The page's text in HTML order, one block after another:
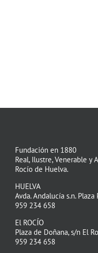
Fundación en 1880
Real, Ilustre, Venerable y
Rocío de Huelva.
HUELVA
Avda. Andalucía s.n.
959 234 658
El ROCÍO
Plaza de Doñana, s/n El
959 234 658